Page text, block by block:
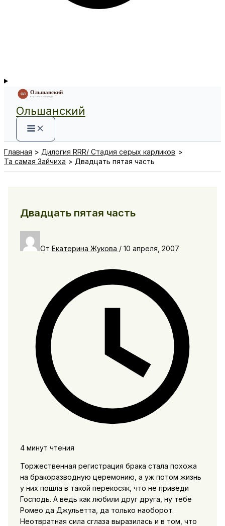
Ольшанский
Главная
Дилогия RRR/ Стадия серых карликов
Та самая Зайчиха
Двадцать пятая часть
Двадцать пятая часть
От Екатерина Жукова / 10 апреля, 2007
4 минут чтения
Торжественная регистрация брака стала похожа
на бракоразводную церемонию, а уж потом жизнь
у них пошла в такой перекосяк, что не приведи
Господь. А ведь как любили друг друга, ну тебе
Ромео да Джульетта, да только наоборот.
Неотвратная сила сглаза выразилась и в том, что